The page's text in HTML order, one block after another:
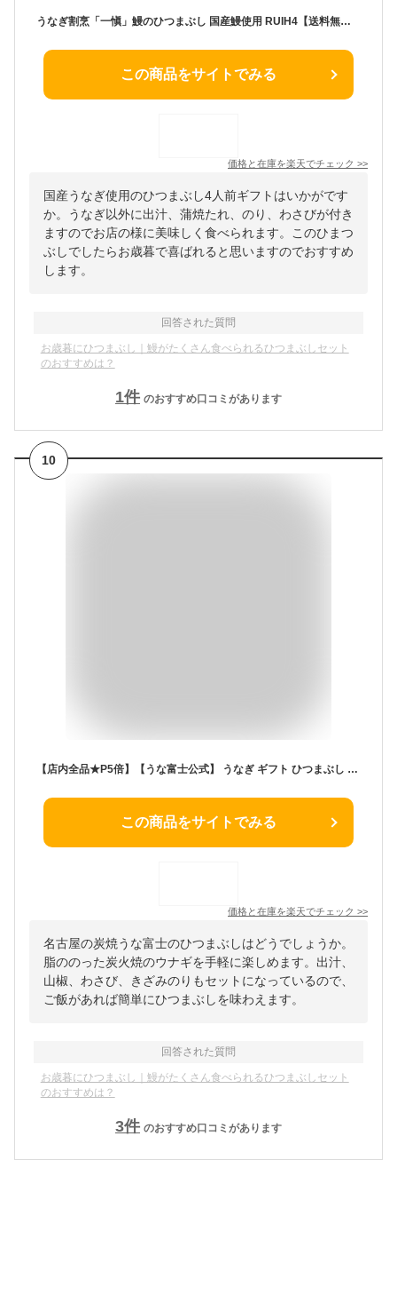
うなぎ割烹「一愼」鰻のひつまぶし 国産鰻使用 RUIH4【送料無料】 / お取り寄せ 通販 プレゼント ギフト お歳暮 おすすめ /
この商品をサイトでみる
価格と在庫を楽天でチェック >>
国産うなぎ使用のひつまぶし4人前ギフトはいかがです
か。うなぎ以外に出汁、蒲焼たれ、のり、わさびが付き
ますのでお店の様に美味しく食べられます。このひまつ
ぶしでしたらお歳暮で喜ばれると思いますのでおすすめ
します。
回答された質問
お歳暮にひつまぶし｜鰻がたくさん食べられるひつまぶしセット
のおすすめは？
1件 のおすすめ口コミがあります
10
【店内全品★P5倍】【うな富士公式】 うなぎ ギフト ひつまぶし 6〜8食分(80g×8パック) 出汁・タレ・薬味付き 蒲焼 鰻 中国産二ホンウナギ 青うなぎ 特大サイズ プレゼント お歳暮 贈答用 贈り物 お返し 誕生日 記念日 内祝 還暦 グルメ 食品 食べ物
この商品をサイトでみる
価格と在庫を楽天でチェック >>
名古屋の炭焼うな富士のひつまぶしはどうでしょうか。
脂ののった炭火焼のウナギを手軽に楽しめます。出汁、
山椒、わさび、きざみのりもセットになっているので、
ご飯があれば簡単にひつまぶしを味わえます。
回答された質問
お歳暮にひつまぶし｜鰻がたくさん食べられるひつまぶしセット
のおすすめは？
3件 のおすすめ口コミがあります